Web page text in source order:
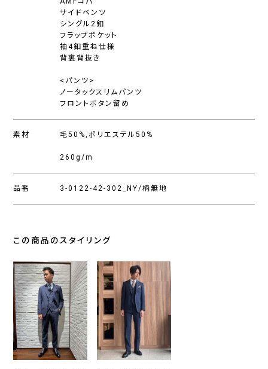
サイドベンツ
シングル2釦
フラップポケット
袖4釦重ね仕様
背裏背抜き
<パンツ>
ノータックスリムパンツ
フロントボタン留め
素材 毛50%,ポリエステル50%
260g/m
品番 3-0122-42-302_NY/柄無地
この商品のスタイリング